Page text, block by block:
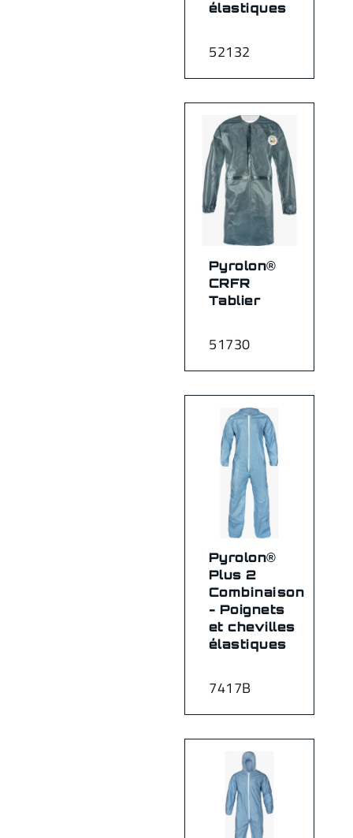
52132
élastiques
51730
Pyrolon®
CRFR
Tablier
7417B
Pyrolon®
Plus 2
Combinaison
- Poignets
et chevilles
élastiques